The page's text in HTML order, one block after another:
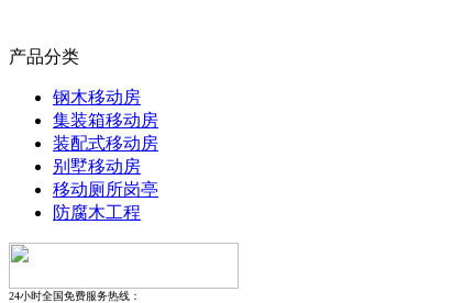
产品分类
钢木移动房
集装箱移动房
装配式移动房
别墅移动房
移动厕所岗亭
防腐木工程
24小时全国免费服务热线：